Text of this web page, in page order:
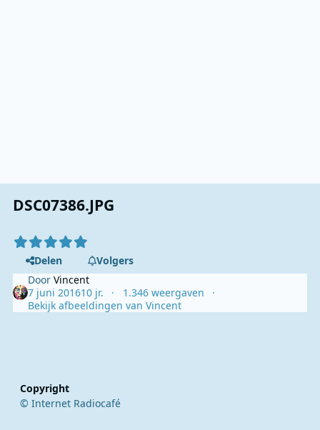
DSC07386.JPG
Delen
Volgers
DoorVincent
7 juni 201610 jr.
1.346 weergaven
Bekijk afbeeldingen van Vincent
Copyright
© Internet Radiocafé